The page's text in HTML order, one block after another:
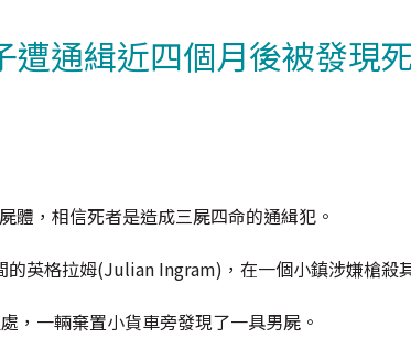
遭通緝近四個月後被發現
體，相信死者是造成三屍四命的通緝犯。
英格拉姆(Julian Ingram)，在一個小鎮涉嫌槍殺
，一輛棄置小貨車旁發現了一具男屍。